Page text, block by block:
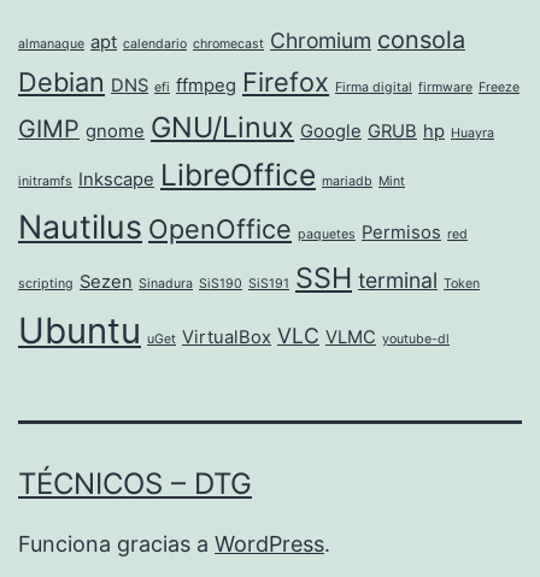
almanaque apt calendario chromecast Chromium consola
Debian DNS efi ffmpeg Firefox Firma digital firmware Freeze
GIMP gnome GNU/Linux Google GRUB hp Huayra
initramfs Inkscape LibreOffice mariadb Mint
Nautilus OpenOffice paquetes Permisos red
scripting Sezen Sinadura SiS190 SiS191 SSH terminal Token
Ubuntu uGet VirtualBox VLC VLMC youtube-dl
TÉCNICOS – DTG
Funciona gracias a WordPress.